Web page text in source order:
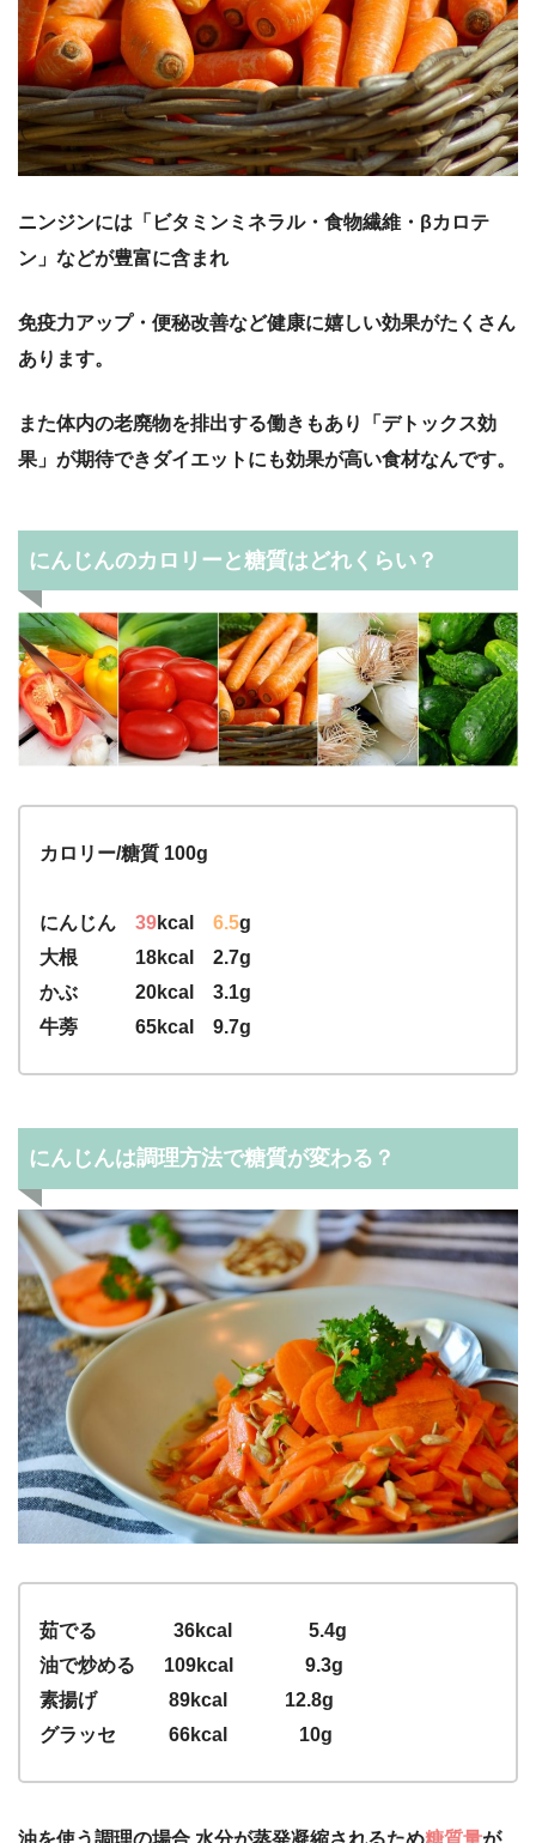
ニンジンには「ビタミンミネラル・食物繊維・βカロテ
ン」などが豊富に含まれ
免疫力アップ・便秘改善など健康に嬉しい効果がたくさん
あります。
また体内の老廃物を排出する働きもあり「デトックス効
果」が期待できダイエットにも効果が高い食材なんです。
にんじんのカロリーと糖質はどれくらい？
カロリー/糖質 100g
にんじん 39kcal 6.5g
大根 18kcal 2.7g
かぶ 20kcal 3.1g
牛蒡 65kcal 9.7g
にんじんは調理方法で糖質が変わる？
茹でる 36kcal 5.4g
油で炒める 109kcal 9.3g
素揚げ 89kcal 12.8g
グラッセ 66kcal 10g
油を使う調理の場合,水分が蒸発凝縮されるため糖質量が